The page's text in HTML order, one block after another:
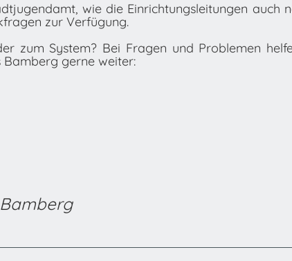
wie die Einrichtungsleitungen auch
zur Verfügung.
zum System? Bei Fragen und Problemen
gerne weiter: